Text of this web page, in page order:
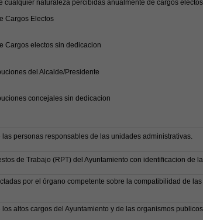
cualquier naturaleza percibidas anualmente de cargos
Cargos Electos
Cargos electos sin dedicacion
del Alcalde/Presidente
concejales sin dedicacion
las personas responsables de las unidades administrativas.
de Trabajo (RPT) del Ayuntamiento con identificacion de
por el órgano competente sobre la compatibilidad de
los altos cargos del Ayuntamiento y de las organismos